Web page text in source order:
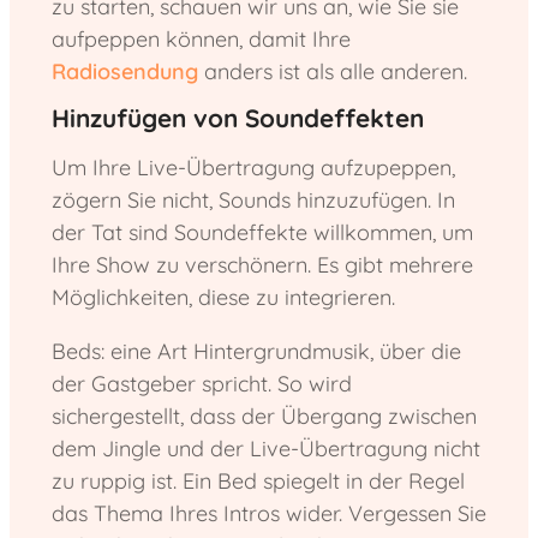
zu starten, schauen wir uns an, wie Sie sie
aufpeppen können, damit Ihre
Radiosendung anders ist als alle anderen.
Hinzufügen von Soundeffekten
Um Ihre Live-Übertragung aufzupeppen,
zögern Sie nicht, Sounds hinzuzufügen. In
der Tat sind Soundeffekte willkommen, um
Ihre Show zu verschönern. Es gibt mehrere
Möglichkeiten, diese zu integrieren.
Beds: eine Art Hintergrundmusik, über die
der Gastgeber spricht. So wird
sichergestellt, dass der Übergang zwischen
dem Jingle und der Live-Übertragung nicht
zu ruppig ist. Ein Bed spiegelt in der Regel
das Thema Ihres Intros wider. Vergessen Sie